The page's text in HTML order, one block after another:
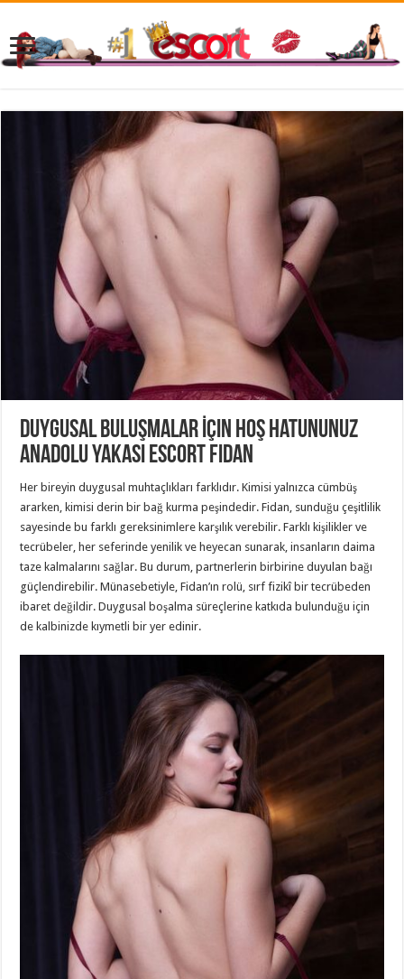
Duygusal Buluşmalar İçin Hoş Hatununuz
Anadolu Yakası Escort Fidan
Her bireyin duygusal muhtaçlıkları farklıdır. Kimisi yalnızca cümbüş
ararken, kimisi derin bir bağ kurma peşindedir. Fidan, sunduğu çeşitlilik
sayesinde bu farklı gereksinimlere karşılık verebilir. Farklı kişilikler ve
tecrübeler, her seferinde yenilik ve heyecan sunarak, insanların daima
taze kalmalarını sağlar. Bu durum, partnerlerin birbirine duyulan bağı
güçlendirebilir. Münasebetiyle, Fidan’ın rolü, sırf fizikî bir tecrübeden
ibaret değildir. Duygusal boşalma süreçlerine katkıda bulunduğu için
de kalbinizde kıymetli bir yer edinir.